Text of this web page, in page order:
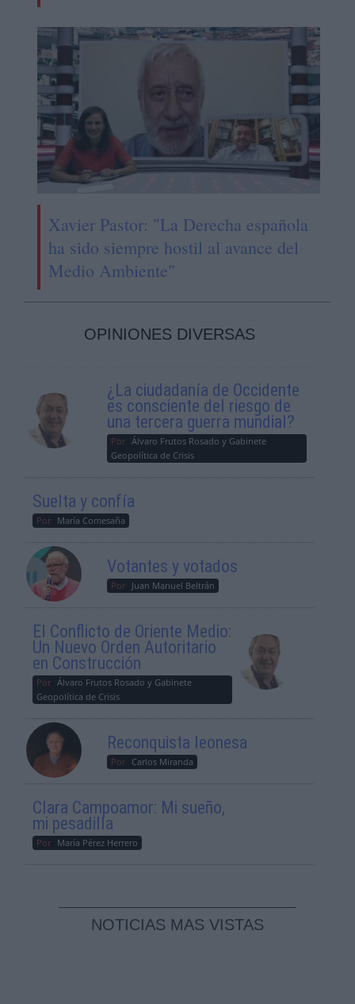
Xavier Pastor: "La Derecha española
ha sido siempre hostil al avance del
Medio Ambiente"
OPINIONES DIVERSAS
¿La ciudadanía de Occidente
es consciente del riesgo de
una tercera guerra mundial?
Por Álvaro Frutos Rosado y Gabinete
Geopolítica de Crisis
Suelta y confía
Por María Comesaña
Votantes y votados
Por Juan Manuel Beltrán
El Conflicto de Oriente Medio:
Un Nuevo Orden Autoritario
en Construcción
Por Álvaro Frutos Rosado y Gabinete
Geopolítica de Crisis
Reconquista leonesa
Por Carlos Miranda
Clara Campoamor: Mi sueño,
mi pesadilla
Por María Pérez Herrero
NOTICIAS MAS VISTAS